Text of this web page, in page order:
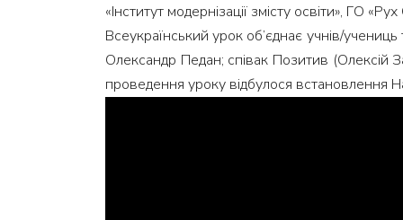
«Інститут модернізації змісту освіти», ГО
Всеукраїнський урок об’єднає учнів/
Олександр Педан; співак Позитив (Олексій
проведення уроку відбулося встановлення